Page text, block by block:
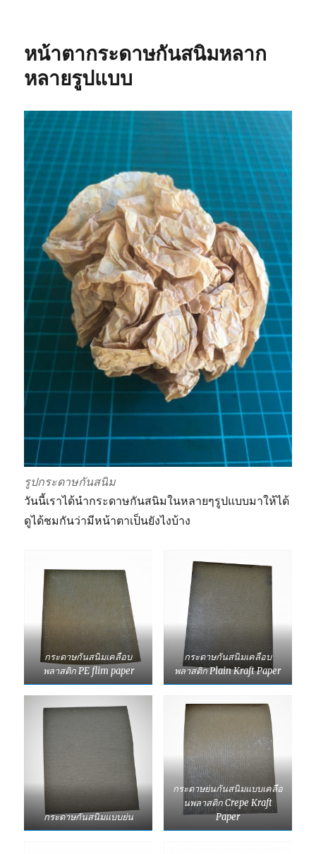
แต่ละ
ไหม
หน้าตากระดาษกันสนิมหลาก
หลายรูปแบบ
รูปกระดาษกันสนิม
วันนี้เราได้นำกระดาษกันสนิมในหลายๆรูปแบบมาให้ได้
ดูได้ชมกันว่ามีหน้าตาเป็นยังไงบ้าง
กระดาษกันสนิมเคลือบ
พลาสติก PE flim paper
กระดาษกันสนิมเคลือบ
พลาสติก Plain Kraft Paper
กระดาษกันสนิมแบบย่น
กระดาษย่นกันสนิมแบบเคลือ
นพลาสติก Crepe Kraft
Paper